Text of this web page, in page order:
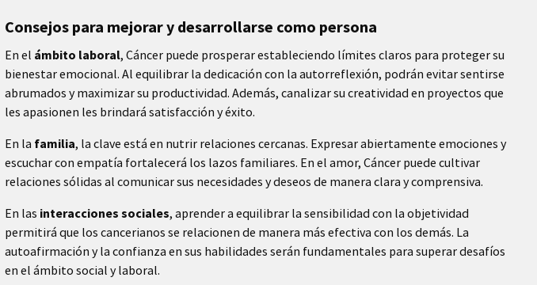
Consejos para mejorar y desarrollarse como persona
En el ámbito laboral, Cáncer puede prosperar estableciendo límites claros para proteger su
bienestar emocional. Al equilibrar la dedicación con la autorreflexión, podrán evitar sentirse
abrumados y maximizar su productividad. Además, canalizar su creatividad en proyectos que
les apasionen les brindará satisfacción y éxito.
En la familia, la clave está en nutrir relaciones cercanas. Expresar abiertamente emociones y
escuchar con empatía fortalecerá los lazos familiares. En el amor, Cáncer puede cultivar
relaciones sólidas al comunicar sus necesidades y deseos de manera clara y comprensiva.
En las interacciones sociales, aprender a equilibrar la sensibilidad con la objetividad
permitirá que los cancerianos se relacionen de manera más efectiva con los demás. La
autoafirmación y la confianza en sus habilidades serán fundamentales para superar desafíos
en el ámbito social y laboral.